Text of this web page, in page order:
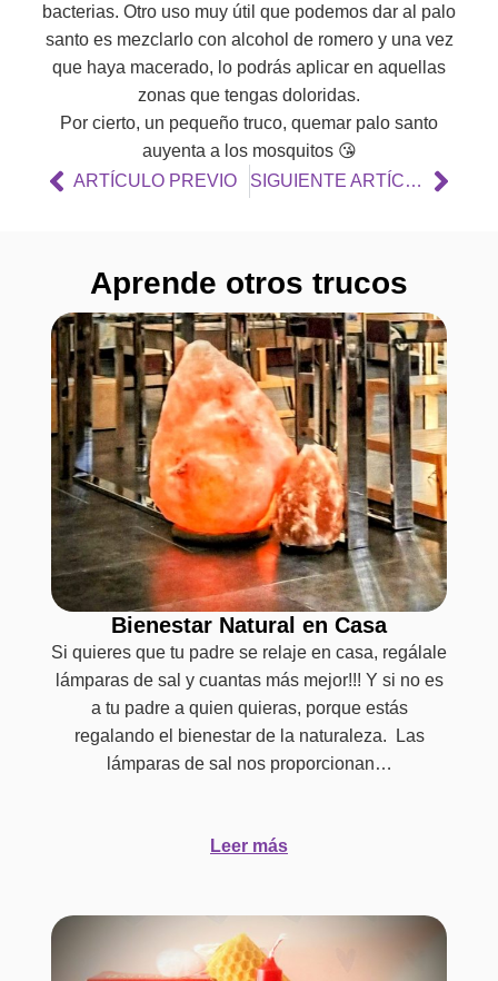
bacterias. Otro uso muy útil que podemos dar al palo
santo es mezclarlo con alcohol de romero y una vez
que haya macerado, lo podrás aplicar en aquellas
zonas que tengas doloridas.
Por cierto, un pequeño truco, quemar palo santo
auyenta a los mosquitos 😘
ARTÍCULO PREVIO
SIGUIENTE ARTÍCULO
Aprende otros trucos
Bienestar Natural en Casa
Si quieres que tu padre se relaje en casa, regálale
lámparas de sal y cuantas más mejor!!! Y si no es
a tu padre a quien quieras, porque estás
regalando el bienestar de la naturaleza. Las
lámparas de sal nos proporcionan…
Leer más